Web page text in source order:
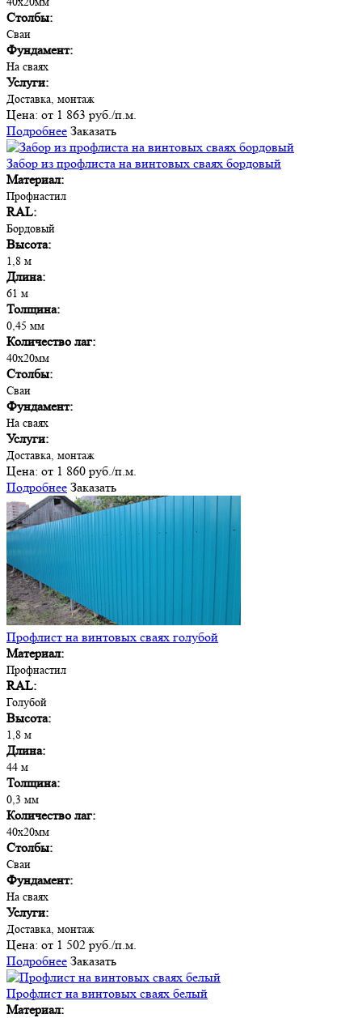
Столбы:
Сваи
Фундамент:
На сваях
Услуги:
Доставка, монтаж
Цена: от 1 863 руб./п.м.
Подробнее Заказать
Забор из профлиста на винтовых сваях бордовый
Материал:
Профнастил
RAL:
Бордовый
Высота:
1,8 м
Длина:
61 м
Толщина:
0,45 мм
Количество лаг:
40х20мм
Столбы:
Сваи
Фундамент:
На сваях
Услуги:
Доставка, монтаж
Цена: от 1 860 руб./п.м.
Подробнее Заказать
Профлист на винтовых сваях голубой
Материал:
Профнастил
RAL:
Голубой
Высота:
1,8 м
Длина:
44 м
Толщина:
0,3 мм
Количество лаг:
40х20мм
Столбы:
Сваи
Фундамент:
На сваях
Услуги:
Доставка, монтаж
Цена: от 1 502 руб./п.м.
Подробнее Заказать
Профлист на винтовых сваях белый
Материал: